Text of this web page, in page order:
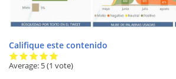
Califique este contenido
Average: 5(1 vote)